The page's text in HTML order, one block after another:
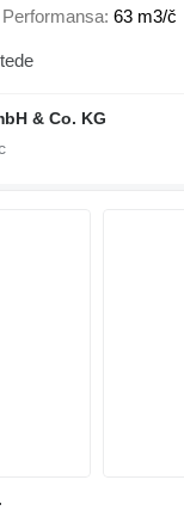
Performansa 63 m3/č
& Co. KG